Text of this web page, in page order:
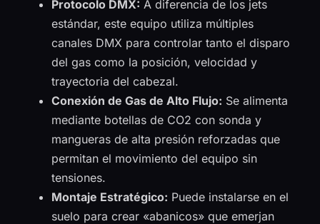
Protocolo DMX: A diferencia de los jets
estándar, este equipo utiliza múltiples
canales DMX para controlar tanto el disparo
del gas como la posición, velocidad y
trayectoria del cabezal.
Conexión de Gas de Alto Flujo: Se alimenta
mediante botellas de CO2 con sonda y
mangueras de alta presión reforzadas que
permitan el movimiento del equipo sin
tensiones.
Montaje Estratégico: Puede instalarse en el
suelo para crear «abanicos» que emerjan